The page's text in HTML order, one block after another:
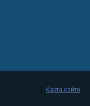
Карта сайта